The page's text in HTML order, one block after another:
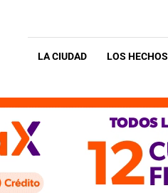
LA CIUDAD LOS HECHOS